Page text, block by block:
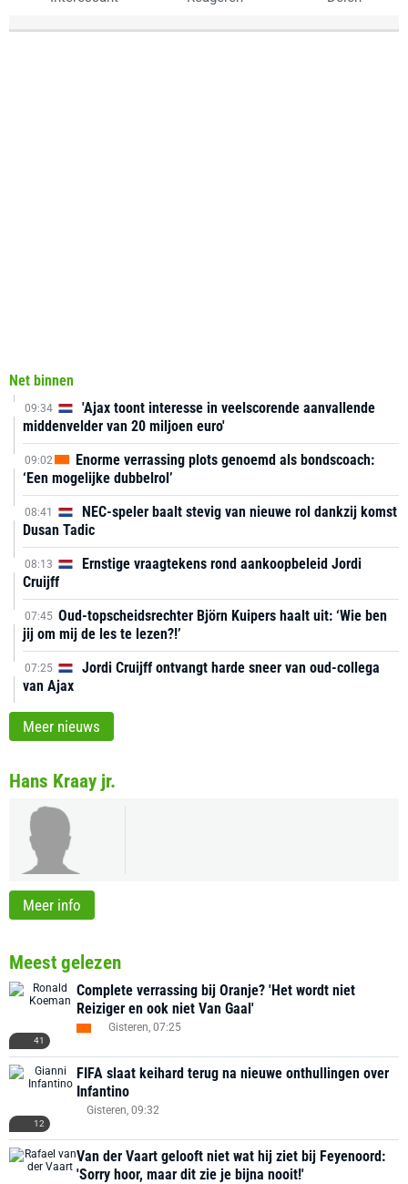
Net binnen
09:34
'Ajax toont interesse in veelscorende aanvallende
middenvelder van 20 miljoen euro'
09:02
Enorme verrassing plots genoemd als bondscoach:
‘Een mogelijke dubbelrol’
08:41
NEC-speler baalt stevig van nieuwe rol dankzij komst
Dusan Tadic
08:13
Ernstige vraagtekens rond aankoopbeleid Jordi
Cruijff
07:45 Oud-topscheidsrechter Björn Kuipers haalt uit: ‘Wie ben
jij om mij de les te lezen?!’
07:25
Jordi Cruijff ontvangt harde sneer van oud-collega
van Ajax
Meer nieuws
Hans Kraay jr.
Meer info
Meest gelezen
41
Complete verrassing bij Oranje? 'Het wordt niet
Reiziger en ook niet Van Gaal'
Gisteren, 07:25
12
FIFA slaat keihard terug na nieuwe onthullingen over
Infantino
Gisteren, 09:32
Van der Vaart gelooft niet wat hij ziet bij Feyenoord:
'Sorry hoor, maar dit zie je bijna nooit!'